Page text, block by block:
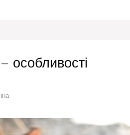
особливості